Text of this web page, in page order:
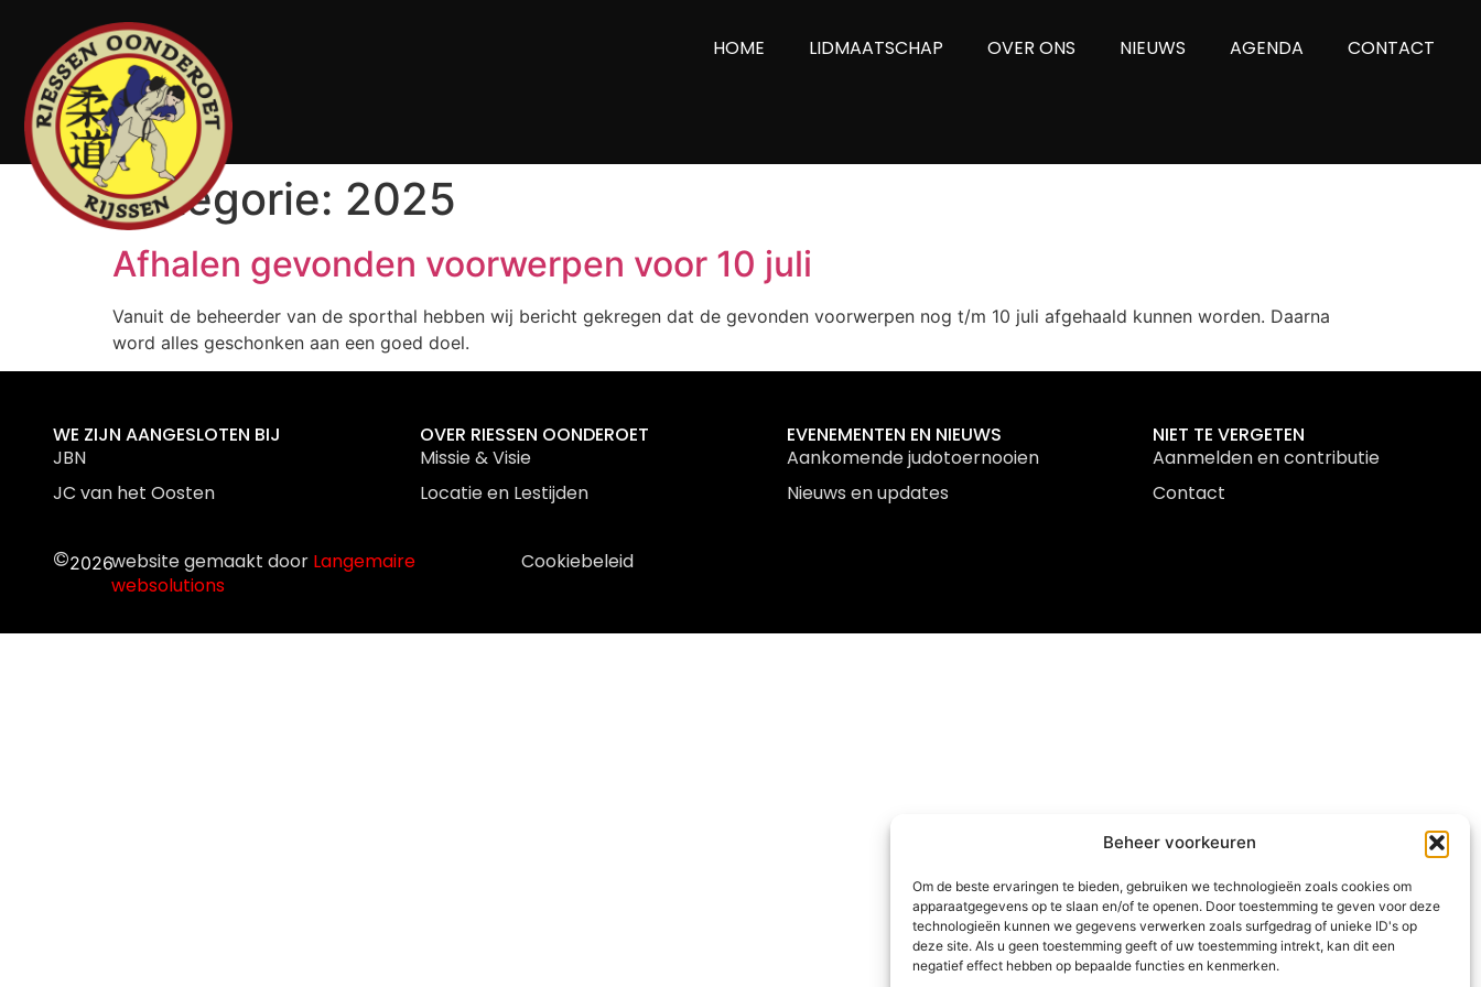
Beheer voorkeuren
Om de beste ervaringen te bieden, gebruiken we technologieën zoals cookies om
apparaatgegevens op te slaan en/of te openen. Door toestemming te geven voor deze
technologieën kunnen we gegevens verwerken zoals surfgedrag of unieke ID's op
deze site. Als u geen toestemming geeft of uw toestemming intrekt, kan dit een
negatief effect hebben op bepaalde functies en kenmerken.
HOME LIDMAATSCHAP OVER ONS NIEUWS AGENDA CONTACT
Categorie: 2025
Afhalen gevonden voorwerpen voor 10 juli
Vanuit de beheerder van de sporthal hebben wij bericht gekregen dat de gevonden voorwerpen nog t/m 10 juli afgehaald kunnen worden. Daarna
word alles geschonken aan een goed doel.
WE ZIJN AANGESLOTEN BIJ
JBN
JC van het Oosten
OVER RIESSEN OONDEROET
Missie & Visie
Locatie en Lestijden
EVENEMENTEN EN NIEUWS
Aankomende judotoernooien
Nieuws en updates
NIET TE VERGETEN
Aanmelden en contributie
Contact
©2026website gemaakt door Langemaire
websolutions
Cookiebeleid